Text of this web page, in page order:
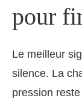
pour
Le meilleur
silence. La
pression